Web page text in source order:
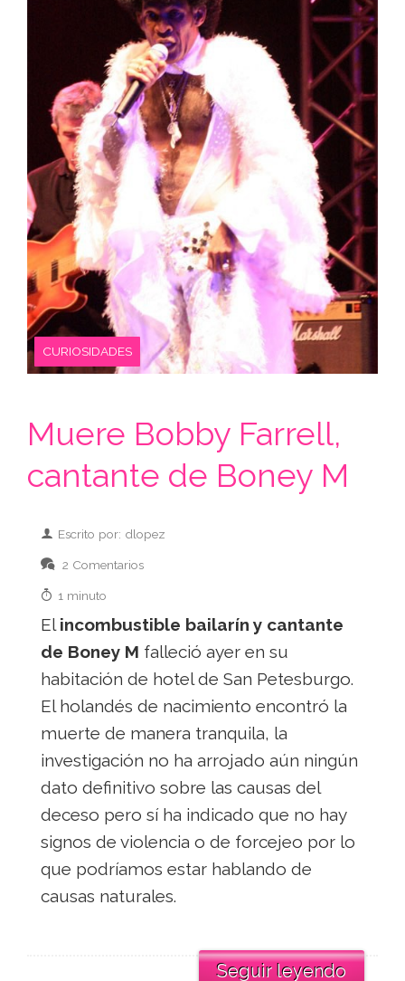
CURIOSIDADES
Muere Bobby Farrell,
cantante de Boney M
Escrito por: dlopez
2 Comentarios
1 minuto
Elincombustible bailarín y cantante
de Boney M falleció ayer en su
habitación de hotel de San Petesburgo.
El holandés de nacimiento encontró la
muerte de manera tranquila, la
investigación no ha arrojado aún ningún
dato definitivo sobre las causas del
deceso pero sí ha indicado que no hay
signos de violencia o de forcejeo por lo
que podríamos estar hablando de
causas naturales.
Seguir leyendo